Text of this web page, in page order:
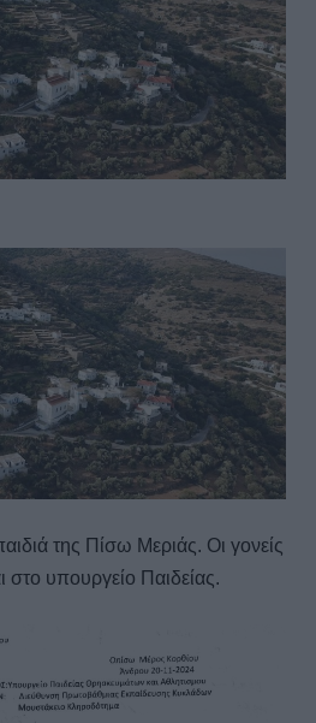
της Πίσω Μεριάς. Οι γονείς
στο υπουργείο Παιδείας.